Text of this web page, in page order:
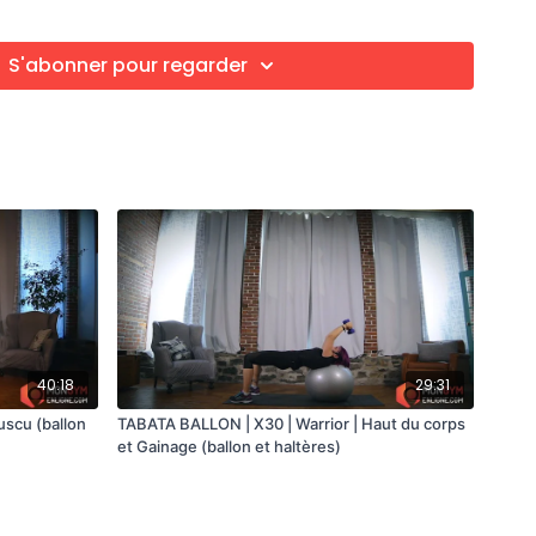
ball (facultatif)
S'abonner pour regarder
40:18
(ballon
29:31
TABATA BALLON | X30 | Warrior | Haut du corps
et Gainage (ballon et haltères)